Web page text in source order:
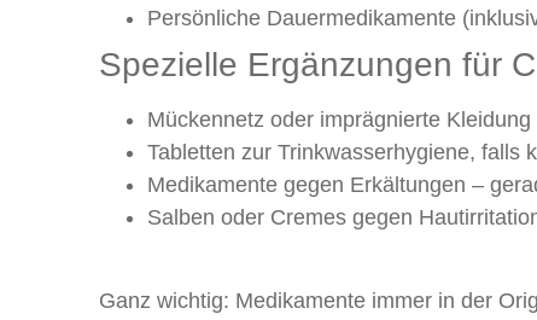
Persönliche Dauermedikamente
Spezielle Ergänzungen für
Mückennetz oder imprägnierte
Tabletten zur Trinkwasserhygiene, falls
Medikamente gegen Erkältungen –
Salben oder Cremes gegen
Ganz wichtig: Medikamente immer in der